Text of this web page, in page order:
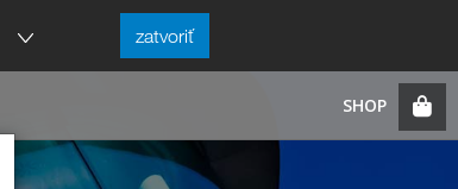
zatvoriť